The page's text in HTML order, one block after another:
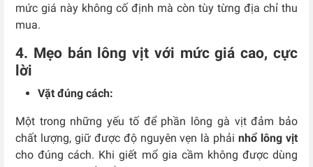
mức giá này không cố định mà còn tùy từng địa chỉ thu
mua.
4. Mẹo bán lông vịt với mức giá cao, cực
lời
Vặt đúng cách:
Một trong những yếu tố để phần lông gà vịt đảm bảo
chất lượng, giữ được độ nguyên vẹn là phảinhổ lông vịt
cho đúng cách. Khi giết mổ gia cầm không được dùng